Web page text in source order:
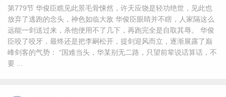
第779节 华俊臣瞧见此景毛骨悚然，许天应饶是轻功绝世，见此也
放弃了逃跑的念头，神色如临大敌 华俊臣眼睛并不瞎，人家隔这么
远能一剑送过来，杀他便用不了几下，再跑完全是自取其辱。 华俊
臣咬了咬牙，最终还是把李嗣松开，提剑迎风而立，逐渐展露了巅
峰剑客的气势： “国难当头，华某别无二路，只望前辈说话算话，不
要 ...